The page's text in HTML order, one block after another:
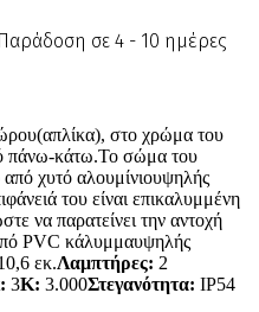
Παράδοση σε 4 - 10 ημέρες
στο χρώμα του
πάνω-κάτω.Το σώμα του
χυτό αλουμίνιουψηλής
του είναι επικαλυμμένη
να παρατείνει την αντοχή
PVC κάλυμμαυψηλής
εκ.Λαμπτήρες: 2
3Κ: 3.000Στεγανότητα: IP54